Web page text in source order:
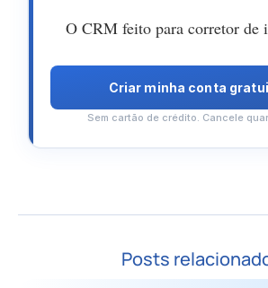
Teste
dias
O CRM feito para corretor de
Criar minha conta
Sem cartão de crédito. Cancele
Posts